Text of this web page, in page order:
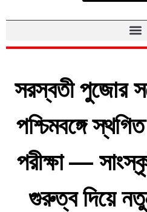
সরস্বতী পুজোর
পশ্চিমবঙ্গে
পরীক্ষা —
গুরুত্ব দিয়ে